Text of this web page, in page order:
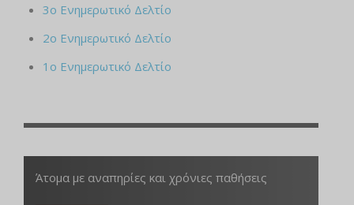
3ο Ενημερωτικό Δελτίο
2ο Ενημερωτικό Δελτίο
1ο Ενημερωτικό Δελτίο
Άτομα με αναπηρίες και χρόνιες παθήσεις